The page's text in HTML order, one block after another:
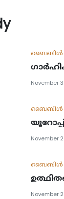
ബൈബിള്‍
November
ബൈബിള്‍
November
ബൈബിള്‍
November